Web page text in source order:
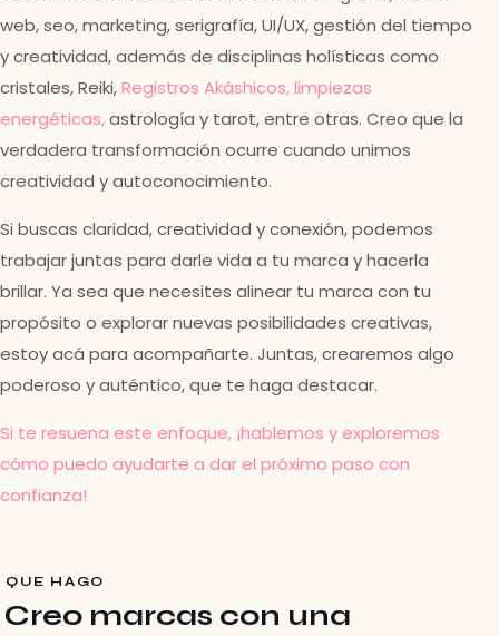
web, seo, marketing, serigrafía, UI/UX, gestión del tiempo
y creatividad, además de disciplinas holísticas como
cristales, Reiki,Registros Akáshicos,limpiezas
energéticas,astrología y tarot, entre otras. Creo que la
verdadera transformación ocurre cuando unimos
creatividad y autoconocimiento.
Si buscas claridad, creatividad y conexión, podemos
trabajar juntas para darle vida a tu marca y hacerla
brillar. Ya sea que necesites alinear tu marca con tu
propósito o explorar nuevas posibilidades creativas,
estoy acá para acompañarte. Juntas, crearemos algo
poderoso y auténtico, que te haga destacar.
Si te resuena este enfoque, ¡hablemos y exploremos
cómo puedo ayudarte a dar el próximo paso con
confianza!
QUE HAGO
Creo marcas con una